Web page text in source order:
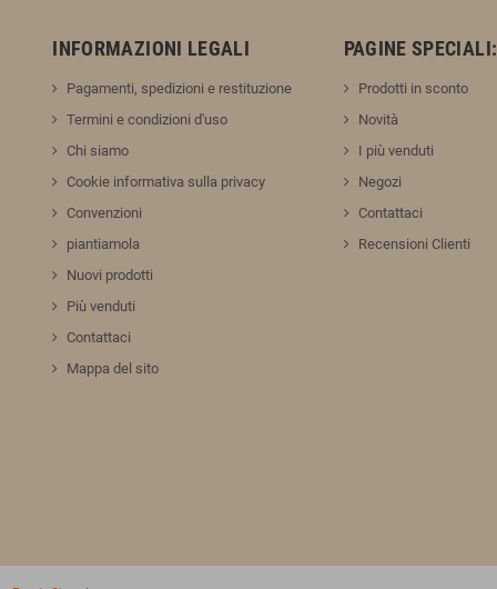
INFORMAZIONI LEGALI
Pagamenti, spedizioni e restituzione
Termini e condizioni d'uso
Chi siamo
Cookie informativa sulla privacy
Convenzioni
piantiamola
Nuovi prodotti
Più venduti
Contattaci
Mappa del sito
PAGINE SPECIALI:
Prodotti in sconto
Novità
I più venduti
Negozi
Contattaci
Recensioni Clienti